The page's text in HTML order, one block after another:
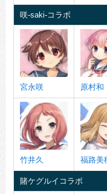
咲-saki-コラボ
宮永咲 原村和
竹井久 福路美
賭ケグルイコラボ